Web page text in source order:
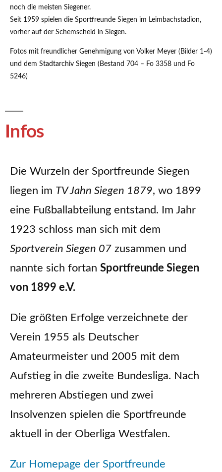
noch die meisten Siegener.
Seit 1959 spielen die Sportfreunde Siegen im Leimbachstadion,
vorher auf der Schemscheid in Siegen.
Fotos mit freundlicher Genehmigung von Volker Meyer (Bilder 1-4)
und dem Stadtarchiv Siegen (Bestand 704 – Fo 3358 und Fo
5246)
Infos
Die Wurzeln der Sportfreunde Siegen
liegen im TV Jahn Siegen 1879, wo 1899
eine Fußballabteilung entstand. Im Jahr
1923 schloss man sich mit dem
Sportverein Siegen 07 zusammen und
nannte sich fortan Sportfreunde Siegen
von 1899 e.V.
Die größten Erfolge verzeichnete der
Verein 1955 als Deutscher
Amateurmeister und 2005 mit dem
Aufstieg in die zweite Bundesliga. Nach
mehreren Abstiegen und zwei
Insolvenzen spielen die Sportfreunde
aktuell in der Oberliga Westfalen.
Zur Homepage der Sportfreunde